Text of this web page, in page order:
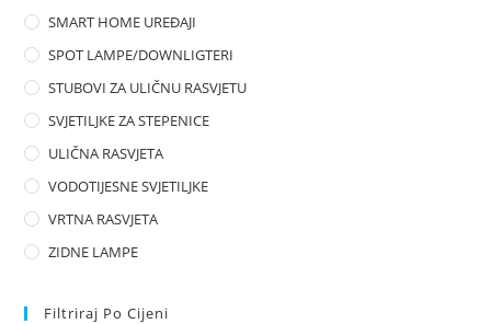
SMART HOME UREĐAJI
SPOT LAMPE/DOWNLIGTERI
STUBOVI ZA ULIČNU RASVJETU
SVJETILJKE ZA STEPENICE
ULIČNA RASVJETA
VODOTIJESNE SVJETILJKE
VRTNA RASVJETA
ZIDNE LAMPE
Filtriraj Po Cijeni